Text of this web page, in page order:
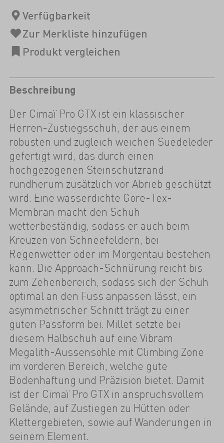
Beschreibung
Der Cimaï Pro GTX ist ein klassischer
Herren-Zustiegsschuh, der aus einem
robusten und zugleich weichen Suedeleder
gefertigt wird, das durch einen
hochgezogenen Steinschutzrand
rundherum zusätzlich vor Abrieb geschützt
wird. Eine wasserdichte Gore-Tex-
Membran macht den Schuh
wetterbeständig, sodass er auch beim
Kreuzen von Schneefeldern, bei
Regenwetter oder im Morgentau bestehen
kann. Die Approach-Schnürung reicht bis
zum Zehenbereich, sodass sich der Schuh
optimal an den Fuss anpassen lässt, ein
asymmetrischer Schnitt trägt zu einer
guten Passform bei. Millet setzte bei
diesem Halbschuh auf eine Vibram
Megalith-Aussensohle mit Climbing Zone
im vorderen Bereich, welche gute
Bodenhaftung und Präzision bietet. Damit
ist der Cimaï Pro GTX in anspruchsvollem
Gelände, auf Zustiegen zu Hütten oder
Klettergebieten, sowie auf Wanderungen in
seinem Element.